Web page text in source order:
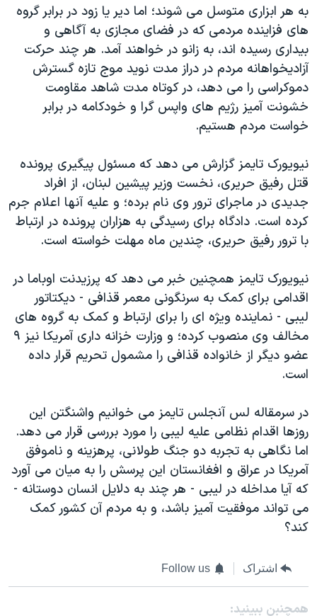
نرگس محمدی برنده جایزه نوبل صلح
همایش محافظه‌کاران آمریکا «سی‌پک»
صفحه‌های ویژه
سفر پرزیدنت ترامپ به چین
به هر ابزاری متوسل می شوند؛ اما دير يا زود در برابر گروه
های فزاينده مردمی که در فضای مجازی به آگاهی و
بيداری رسيده اند، به زانو در خواهند آمد. هر چند حرکت
آزاديخواهانه مردم در دراز مدت نويد موج تازه گسترش
دموکراسی را می دهد، در کوتاه مدت شاهد مقاومت
خشونت آميز رژيم های واپس گرا و خودکامه در برابر
خواست مردم هستيم.
نيويورک تايمز گزارش می دهد که مسئول پيگيری پرونده
قتل رفيق حريری، نخست وزير پيشين لبنان، از افراد
جديدی در ماجرای ترور وی نام برده؛ و عليه آنها اعلام جرم
کرده است. دادگاه برای رسيدگی به هزاران پرونده در ارتباط
با ترور رفيق حريری، چندين ماه مهلت خواسته است.
نيويورک تايمز همچنين خبر می دهد که پرزيدنت اوباما در
اقدامی برای کمک به سرنگونی معمر قذافی - ديکتاتور
ليبی - نماينده ويژه ای را برای ارتباط و کمک به گروه های
مخالف وی منصوب کرده؛ و وزارت خزانه داری آمريکا نيز ۹
عضو ديگر از خانواده قذافی را مشمول تحريم قرار داده
است.
در سرمقاله لس آنجلس تايمز می خوانيم واشنگتن اين
روزها اقدام نظامی عليه ليبی را مورد بررسی قرار می دهد.
اما نگاهی به تجربه دو جنگ طولانی، پرهزينه و ناموفق
آمريکا در عراق و افغانستان اين پرسش را به ميان می آورد
که آيا مداخله در ليبی - هر چند به دلايل انسان دوستانه -
می تواند موفقيت آميز باشد، و به مردم آن کشور کمک
کند؟
اشتراک Follow us
همچنبن ببینید: